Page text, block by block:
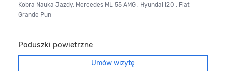
Kobra Nauka Jazdy, Mercedes ML 55 AMG , Hyundai i20 , Fiat
Grande Pun
Poduszki powietrzne
Umów wizytę